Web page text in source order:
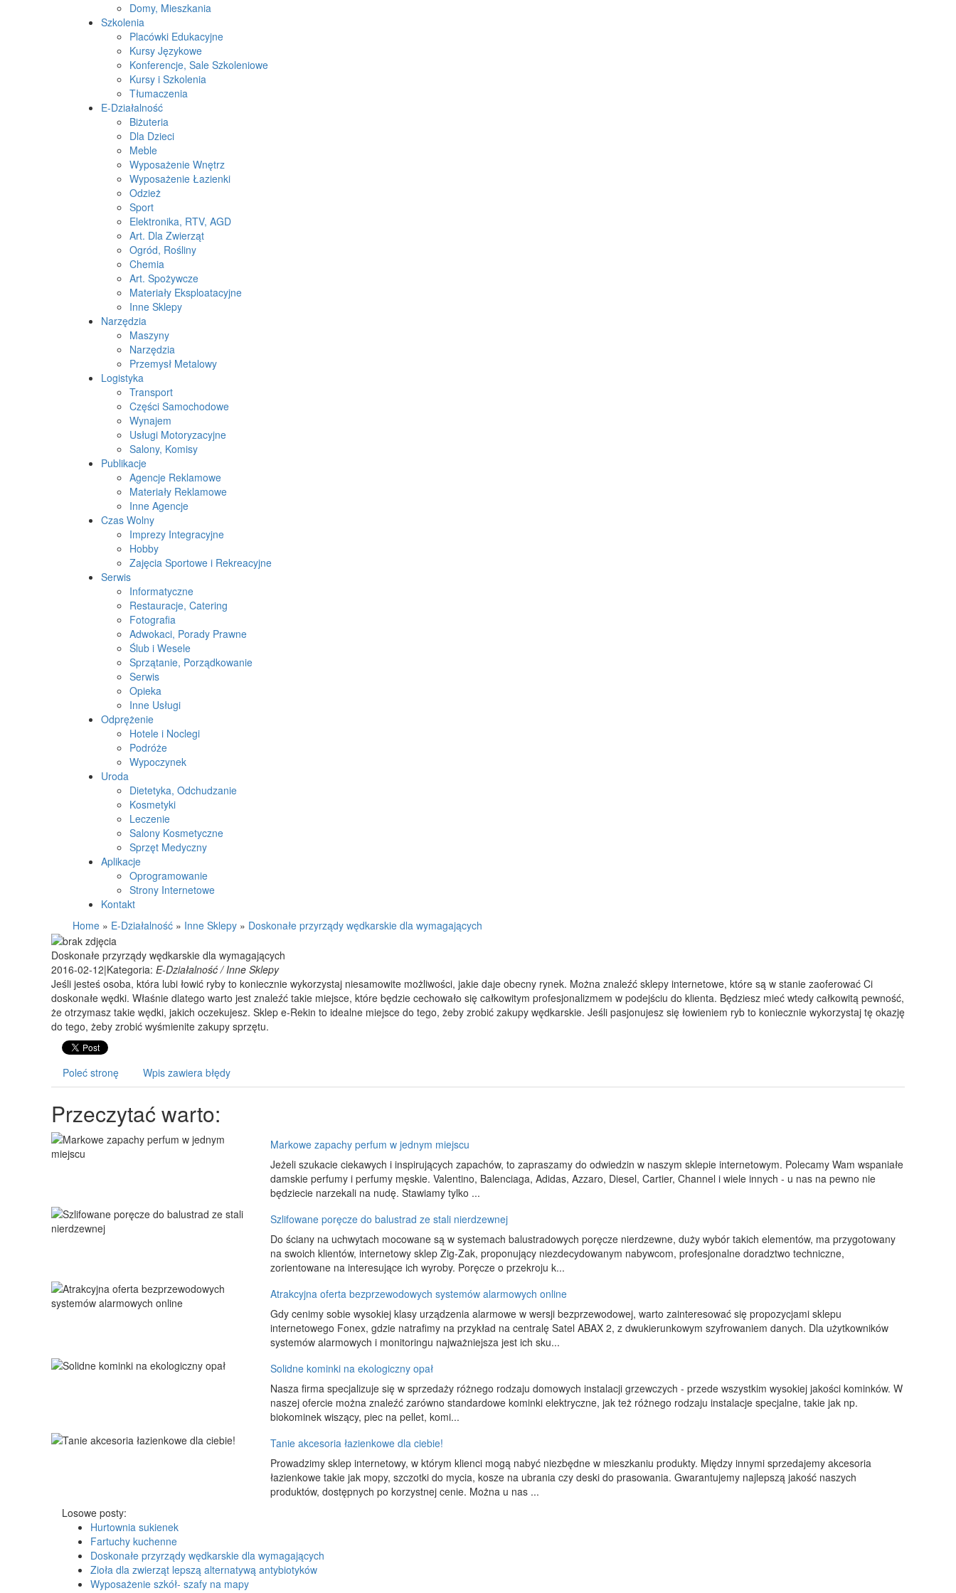
Domy, Mieszkania
Szkolenia
Placówki Edukacyjne
Kursy Językowe
Konferencje, Sale Szkoleniowe
Kursy i Szkolenia
Tłumaczenia
E-Działalność
Biżuteria
Dla Dzieci
Meble
Wyposażenie Wnętrz
Wyposażenie Łazienki
Odzież
Sport
Elektronika, RTV, AGD
Art. Dla Zwierząt
Ogród, Rośliny
Chemia
Art. Spożywcze
Materiały Eksploatacyjne
Inne Sklepy
Narzędzia
Maszyny
Narzędzia
Przemysł Metalowy
Logistyka
Transport
Części Samochodowe
Wynajem
Usługi Motoryzacyjne
Salony, Komisy
Publikacje
Agencje Reklamowe
Materiały Reklamowe
Inne Agencje
Czas Wolny
Imprezy Integracyjne
Hobby
Zajęcia Sportowe i Rekreacyjne
Serwis
Informatyczne
Restauracje, Catering
Fotografia
Adwokaci, Porady Prawne
Ślub i Wesele
Sprzątanie, Porządkowanie
Serwis
Opieka
Inne Usługi
Odprężenie
Hotele i Noclegi
Podróże
Wypoczynek
Uroda
Dietetyka, Odchudzanie
Kosmetyki
Leczenie
Salony Kosmetyczne
Sprzęt Medyczny
Aplikacje
Oprogramowanie
Strony Internetowe
Kontakt
Home » E-Działalność » Inne Sklepy » Doskonałe przyrządy wędkarskie dla wymagających
Doskonałe przyrządy wędkarskie dla wymagających
2016-02-12|Kategoria: E-Działalność / Inne Sklepy
Jeśli jesteś osoba, która lubi łowić ryby to koniecznie wykorzystaj niesamowite możliwości, jakie daje obecny rynek. Można znaleźć sklepy internetowe, które są w stanie zaoferować Ci
doskonałe wędki. Właśnie dlatego warto jest znaleźć takie miejsce, które będzie cechowało się całkowitym profesjonalizmem w podejściu do klienta. Będziesz mieć wtedy całkowitą pewność,
że otrzymasz takie wędki, jakich oczekujesz. Sklep e-Rekin to idealne miejsce do tego, żeby zrobić zakupy wędkarskie. Jeśli pasjonujesz się łowieniem ryb to koniecznie wykorzystaj tę okazję
do tego, żeby zrobić wyśmienite zakupy sprzętu.
Poleć stronę Wpis zawiera błędy
Przeczytać warto:
Markowe zapachy perfum w jednym miejscu
Jeżeli szukacie ciekawych i inspirujących zapachów, to zapraszamy do odwiedzin w naszym sklepie internetowym. Polecamy Wam wspaniałe
damskie perfumy i perfumy męskie. Valentino, Balenciaga, Adidas, Azzaro, Diesel, Cartier, Channel i wiele innych - u nas na pewno nie
będziecie narzekali na nudę. Stawiamy tylko ...
Szlifowane poręcze do balustrad ze stali nierdzewnej
Do ściany na uchwytach mocowane są w systemach balustradowych poręcze nierdzewne, duży wybór takich elementów, ma przygotowany
na swoich klientów, internetowy sklep Zig-Zak, proponujący niezdecydowanym nabywcom, profesjonalne doradztwo techniczne,
zorientowane na interesujące ich wyroby. Poręcze o przekroju k...
Atrakcyjna oferta bezprzewodowych systemów alarmowych online
Gdy cenimy sobie wysokiej klasy urządzenia alarmowe w wersji bezprzewodowej, warto zainteresować się propozycjami sklepu
internetowego Fonex, gdzie natrafimy na przykład na centralę Satel ABAX 2, z dwukierunkowym szyfrowaniem danych. Dla użytkowników
systemów alarmowych i monitoringu najważniejsza jest ich sku...
Solidne kominki na ekologiczny opał
Nasza firma specjalizuje się w sprzedaży różnego rodzaju domowych instalacji grzewczych - przede wszystkim wysokiej jakości kominków. W
naszej ofercie można znaleźć zarówno standardowe kominki elektryczne, jak też różnego rodzaju instalacje specjalne, takie jak np.
biokominek wiszący, piec na pellet, komi...
Tanie akcesoria łazienkowe dla ciebie!
Prowadzimy sklep internetowy, w którym klienci mogą nabyć niezbędne w mieszkaniu produkty. Między innymi sprzedajemy akcesoria
łazienkowe takie jak mopy, szczotki do mycia, kosze na ubrania czy deski do prasowania. Gwarantujemy najlepszą jakość naszych
produktów, dostępnych po korzystnej cenie. Można u nas ...
Losowe posty:
Hurtownia sukienek
Fartuchy kuchenne
Doskonałe przyrządy wędkarskie dla wymagających
Zioła dla zwierząt lepszą alternatywą antybiotyków
Wyposażenie szkół- szafy na mapy